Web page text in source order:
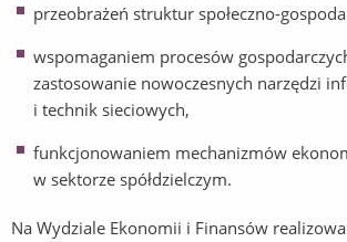
przeobrażeń struktur społeczno-
wspomaganiem procesów
zastosowanie nowoczesnych narzędzi
i technik sieciowych,
funkcjonowaniem mechanizmów
w sektorze spółdzielczym.
Na Wydziale Ekonomii i Finansów